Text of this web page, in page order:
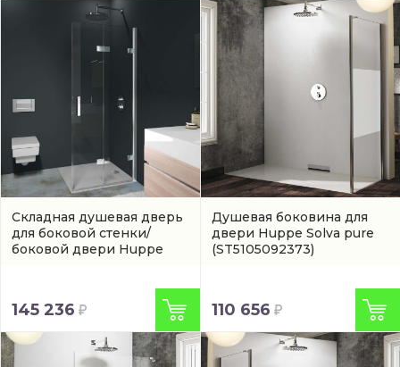
Складная душевая дверь
для боковой стенки/
боковой двери Huppe
145 236
Душевая боковина для
двери Huppe Solva pure
(ST5105092373)
110 656